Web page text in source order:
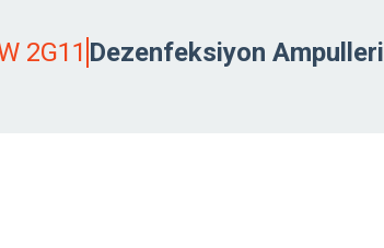
2G11 Dezenfeksiyon Ampulleri